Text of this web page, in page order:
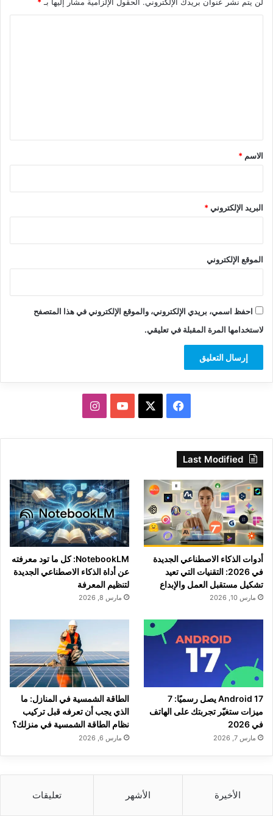
*
الاسم *
البريد الإلكتروني*
الموقع الإلكتروني
احفظ اسمي، بريدي الإلكتروني، والموقع الإلكتروني في هذا المتصفح
لاستخدامها المرة المقبلة في تعليقي.
فيسبوك ‫YouTubeانستقرام
Last Modified
أدوات الذكاء الاصطناعي الجديدة
في 2026: التقنيات التي تعيد
تشكيل مستقبل العمل والإبداع
مارس 10, 2026
NotebookLM: كل ما تود معرفته
عن أداة الذكاء الاصطناعي الجديدة
لتنظيم المعرفة
مارس 8, 2026
Android 17 يصل رسميًا: 7
ميزات ستغيّر تجربتك على الهاتف
في 2026
مارس 7, 2026
الطاقة الشمسية في المنازل: ما
الذي يجب أن تعرفه قبل تركيب
نظام الطاقة الشمسية في منزلك؟
مارس 6, 2026
الأخيرة الأشهر تعليقات